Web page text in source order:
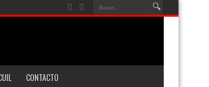
CONTACTO